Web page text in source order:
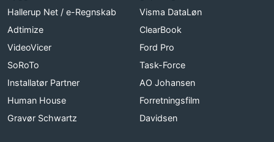
Hallerup Net / e-Regnskab
Visma DataLøn
Adtimize
ClearBook
VideoVicer
Ford Pro
SoRoTo
Task-Force
Installatør Partner
AO Johansen
Human House
Forretningsfilm
Gravør Schwartz
Davidsen